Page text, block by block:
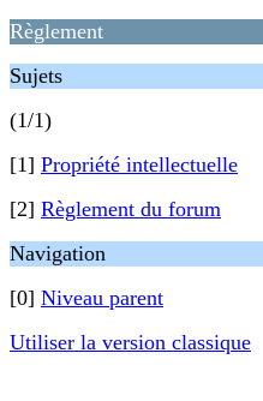
Règlement
Sujets
(1/1)
[1] Propriété intellectuelle
[2] Règlement du forum
Navigation
[0] Niveau parent
Utiliser la version classique